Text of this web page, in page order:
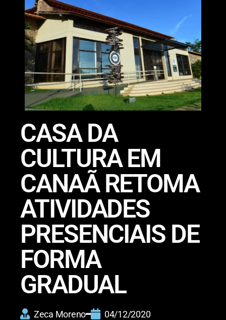
CASA DA
CULTURA EM
CANAÃ RETOMA
ATIVIDADES
PRESENCIAIS DE
FORMA
GRADUAL
Zeca Moreno 04/12/2020